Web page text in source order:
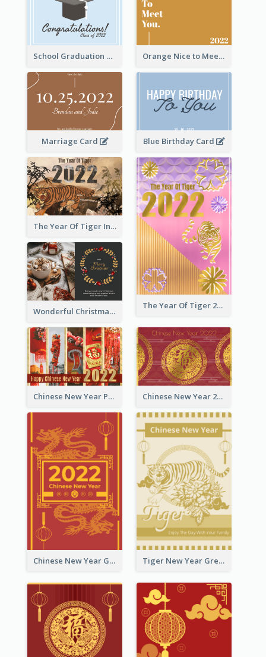
School Graduation Celebration Card Orange Nice to Meet You Greeting Card
Marriage Card Blue Birthday Card
The Year Of Tiger Ink Illustration New Year Greeting Card
The Year Of Tiger 2022 Golden Greeting Card
Wonderful Christmas Greeting Card
Chinese New Year Photo Greeting Card Chinese New Year 2022 Golden Greeting Card
Chinese New Year Greeting Card With Graphic Decorations Tiger New Year Greeting Card With Decorations